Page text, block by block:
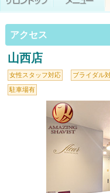
アクセス
山西店
女性スタッフ対応 ブライダル
駐車場有